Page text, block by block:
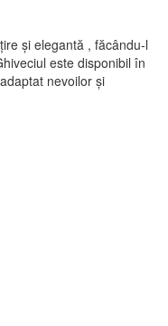
și elegantă , făcându-l
este disponibil în
nevoilor și